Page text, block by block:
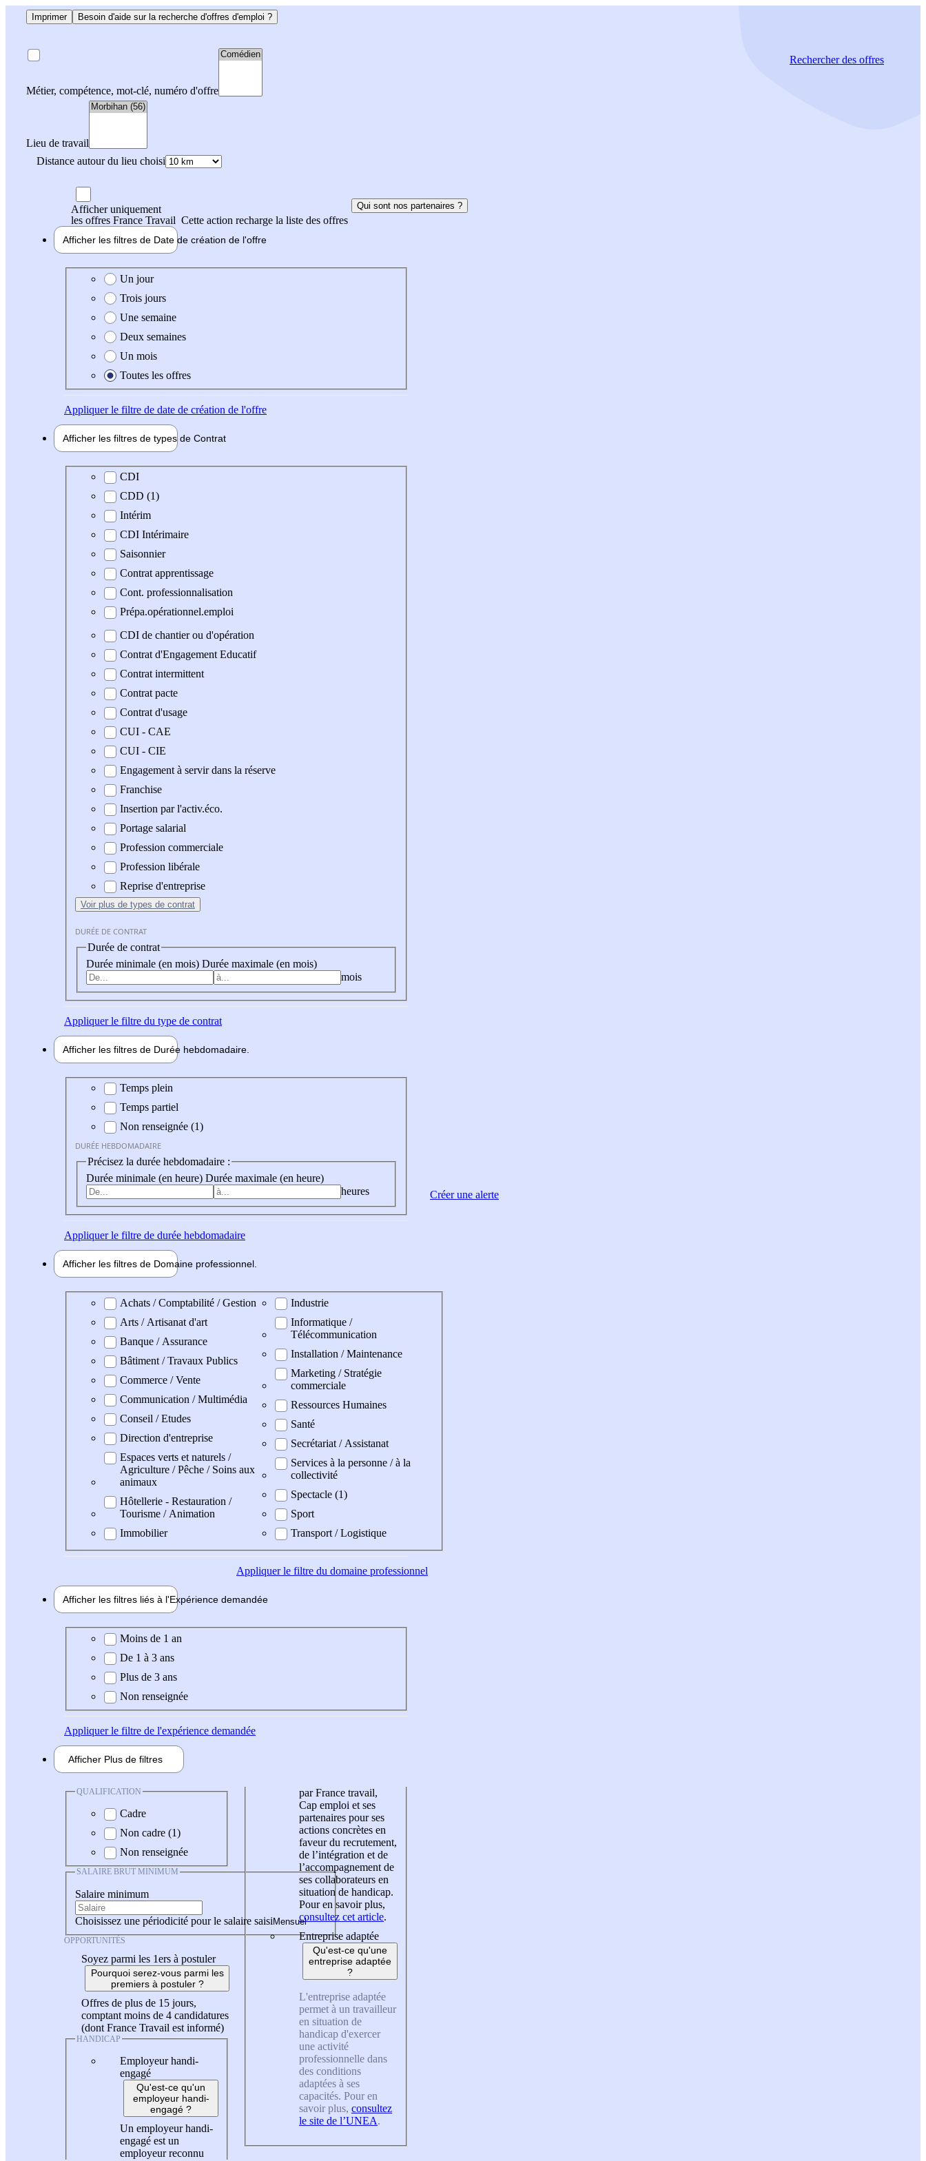
Imprimer Besoin d'aide sur la recherche d'offres d'emploi ?
Métier, compétence, mot-clé, numéro d'offre
Lieu de travail
Distance autour du lieu choisi
Rechercherdes offres
Afficher uniquement
les offres France Travail Cette action recharge la liste des offres
Qui sont nos partenaires ?
Afficher les filtres de Date de création de l'offre
Date de création de l'offre
Un jour
Trois jours
Une semaine
Deux semaines
Un mois
Toutes les offres
Appliquerle filtre de date de création de l'offre
Afficher les filtres de types de Contrat
Type de contrat
CDI
CDD (1)
Intérim
CDI Intérimaire
Saisonnier
Contrat apprentissage
Cont. professionnalisation
Prépa.opérationnel.emploi
CDI de chantier ou d'opération
Contrat d'Engagement Educatif
Contrat intermittent
Contrat pacte
Contrat d'usage
CUI - CAE
CUI - CIE
Engagement à servir dans la réserve
Franchise
Insertion par l'activ.éco.
Portage salarial
Profession commerciale
Profession libérale
Reprise d'entreprise
Voir plus de types de contrat
DURÉE DE CONTRAT
Durée de contrat
Durée minimale (en mois) Durée maximale (en mois)
mois
Appliquerle filtre du type de contrat
Afficher les filtres de Durée hebdomadaire
Durée hebdomadaire
Temps plein
Temps partiel
Non renseignée (1)
DURÉE HEBDOMADAIRE
Précisez la durée hebdomadaire :
Durée minimale (en heure) Durée maximale (en heure)
heures
Appliquerle filtre de durée hebdomadaire
Afficher les filtres de Domaine professionnel
Domaine professionel
Achats / Comptabilité / Gestion
Arts / Artisanat d'art
Banque / Assurance
Bâtiment / Travaux Publics
Commerce / Vente
Communication / Multimédia
Conseil / Etudes
Direction d'entreprise
Espaces verts et naturels /
Agriculture / Pêche / Soins aux
animaux
Hôtellerie - Restauration /
Tourisme / Animation
Immobilier
Industrie
Informatique /
Télécommunication
Installation / Maintenance
Marketing / Stratégie
commerciale
Ressources Humaines
Santé
Secrétariat / Assistanat
Services à la personne / à la
collectivité
Spectacle (1)
Sport
Transport / Logistique
Appliquerle filtre du domaine professionnel
Afficher les filtres liés à l'Expérience demandée
Expérience demandée
Moins de 1 an
De 1 à 3 ans
Plus de 3 ans
Non renseignée
Appliquerle filtre de l'expérience demandée
Afficher Plus de filtres
QUALIFICATION
Cadre
Non cadre (1)
Non renseignée
SALAIRE BRUT MINIMUM
Salaire minimum
Choisissez une périodicité pour le salaire saisi
OPPORTUNITÉS
Soyez parmi les 1ers à postuler
Pourquoi serez-vous parmi les
premiers à postuler ?
Offres de plus de 15 jours,
comptant moins de 4 candidatures
(dont France Travail est informé)
HANDICAP
Employeur handi-
engagé
Qu'est-ce qu'un
employeur handi-
engagé ?
Un employeur handi-
engagé est un
employeur reconnu
par France travail,
Cap emploi et ses
partenaires pour ses
actions concrètes en
faveur du recrutement,
de l’intégration et de
l’accompagnement de
ses collaborateurs en
situation de handicap.
Pour en savoir plus,
consultez cet article.
Entreprise adaptée
Qu'est-ce qu'une
entreprise adaptée
?
L'entreprise adaptée
permet à un travailleur
en situation de
handicap d'exercer
une activité
professionnelle dans
des conditions
adaptées à ses
capacités. Pour en
savoir plus, consultez
le site de l’UNEA.
Créer une alerte